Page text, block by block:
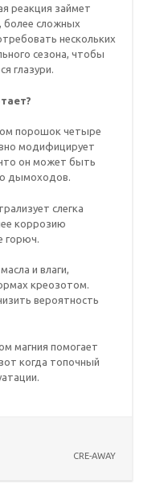
реакция займет
более сложных
нескольких
сезона, чтобы
глазури.
порошок четыре
модифицирует
он может быть
дымоходов.
слегка
коррозию
горюч.
и влаги,
креозотом.
вероятность
магния помогает
когда топочный
CRE-AWAY